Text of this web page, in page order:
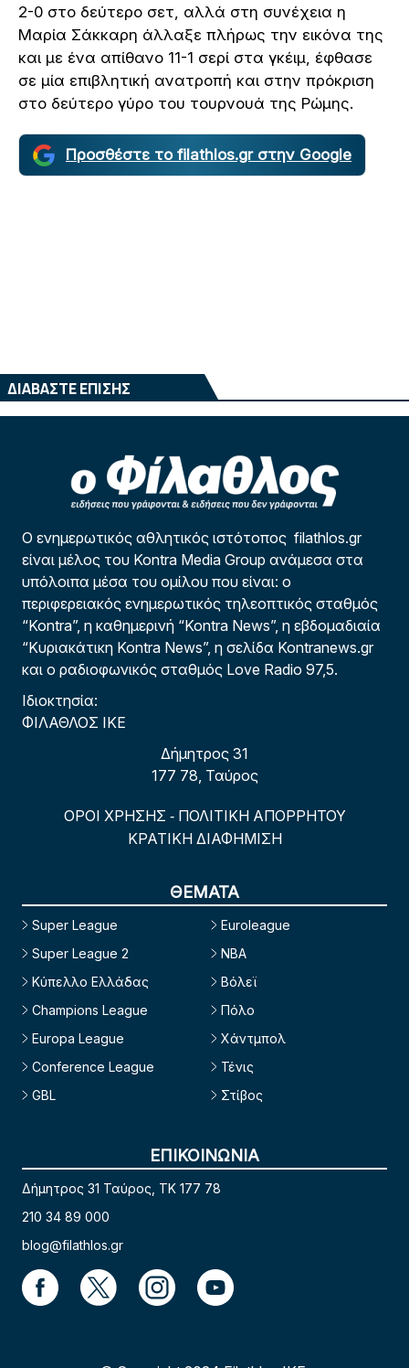
2-0 στο δεύτερο σετ, αλλά στη συνέχεια η
Μαρία Σάκκαρη άλλαξε πλήρως την εικόνα της
και με ένα απίθανο 11-1 σερί στα γκέιμ, έφθασε
σε μία επιβλητική ανατροπή και στην πρόκριση
στο δεύτερο γύρο του τουρνουά της Ρώμης.
Προσθέστε το filathlos.gr στην Google
ΔΙΑΒΑΣΤΕ ΕΠΙΣΗΣ
Ο ενημερωτικός αθλητικός ιστότοπος filathlos.gr
είναι μέλος του Kontra Media Group ανάμεσα στα
υπόλοιπα μέσα του ομίλου που είναι: ο
περιφερειακός ενημερωτικός τηλεοπτικός σταθμός
“Kontra”, η καθημερινή “Kontra News”, η εβδομαδιαία
“Κυριακάτικη Kontra News”, η σελίδα Kontranews.gr
και ο ραδιοφωνικός σταθμός Love Radio 97,5.
Ιδιοκτησία:
ΦΙΛΑΘΛΟΣ ΙΚΕ
Δήμητρος 31
177 78, Ταύρος
ΟΡΟΙ ΧΡΗΣΗΣ - ΠΟΛΙΤΙΚΗ ΑΠΟΡΡΗΤΟΥ
ΚΡΑΤΙΚΗ ΔΙΑΦΗΜΙΣΗ
ΘΕΜΑΤΑ
Super League
Super League 2
Κύπελλο Ελλάδας
Champions League
Europa League
Conference League
GBL
Euroleague
NBA
Βόλεϊ
Πόλο
Χάντμπολ
Τένις
Στίβος
ΕΠΙΚΟΙΝΩΝΙΑ
Δήμητρος 31 Ταύρος, TK 177 78
210 34 89 000
blog@filathlos.gr